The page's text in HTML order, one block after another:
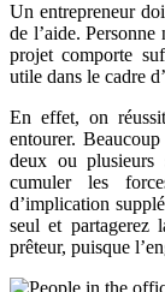
Un entrepreneur
de l’aide. Personne
projet comporte
utile dans le cadre
En effet, on
entourer.
deux ou plusieurs
cumuler les
d’implication
seul et partagerez
prêteur, puisque